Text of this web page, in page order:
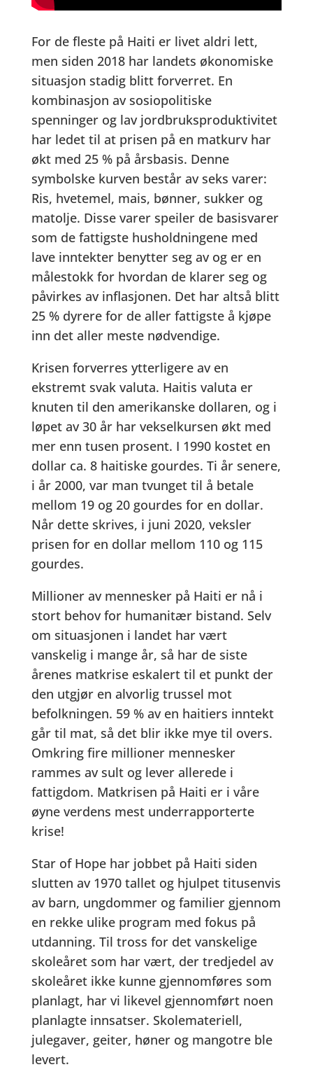
For de fleste på Haiti er livet aldri lett,
men siden 2018 har landets økonomiske
situasjon stadig blitt forverret. En
kombinasjon av sosiopolitiske
spenninger og lav jordbruksproduktivitet
har ledet til at prisen på en matkurv har
økt med 25 % på årsbasis. Denne
symbolske kurven består av seks varer:
Ris, hvetemel, mais, bønner, sukker og
matolje. Disse varer speiler de basisvarer
som de fattigste husholdningene med
lave inntekter benytter seg av og er en
målestokk for hvordan de klarer seg og
påvirkes av inflasjonen. Det har altså blitt
25 % dyrere for de aller fattigste å kjøpe
inn det aller meste nødvendige.
Krisen forverres ytterligere av en
ekstremt svak valuta. Haitis valuta er
knuten til den amerikanske dollaren, og i
løpet av 30 år har vekselkursen økt med
mer enn tusen prosent. I 1990 kostet en
dollar ca. 8 haitiske gourdes. Ti år senere,
i år 2000, var man tvunget til å betale
mellom 19 og 20 gourdes for en dollar.
Når dette skrives, i juni 2020, veksler
prisen for en dollar mellom 110 og 115
gourdes.
Millioner av mennesker på Haiti er nå i
stort behov for humanitær bistand. Selv
om situasjonen i landet har vært
vanskelig i mange år, så har de siste
årenes matkrise eskalert til et punkt der
den utgjør en alvorlig trussel mot
befolkningen. 59 % av en haitiers inntekt
går til mat, så det blir ikke mye til overs.
Omkring fire millioner mennesker
rammes av sult og lever allerede i
fattigdom. Matkrisen på Haiti er i våre
øyne verdens mest underrapporterte
krise!
Star of Hope har jobbet på Haiti siden
slutten av 1970 tallet og hjulpettitusenvis
av barn, ungdommer og familier gjennom
en rekke ulike program med fokus på
utdanning. Til tross for det vanskelige
skoleåret som har vært, der tredjedel av
skoleåret ikke kunne gjennomføres som
planlagt, har vi likevel gjennomført noen
planlagte innsatser. Skolemateriell,
julegaver, geiter, høner og mangotre ble
levert.